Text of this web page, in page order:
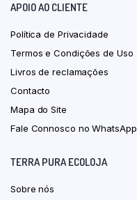
APOIO AO CLIENTE
Política de Privacidade
Termos e Condições de Uso
Livros de reclamações
Contacto
Mapa do Site
Fale Connosco no WhatsApp
TERRA PURA ECOLOJA
Sobre nós